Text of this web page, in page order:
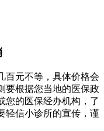
百元不等，具体价格会
要根据您当地的医保政
您的医保经办机构，了
轻信小诊所的宣传，谨